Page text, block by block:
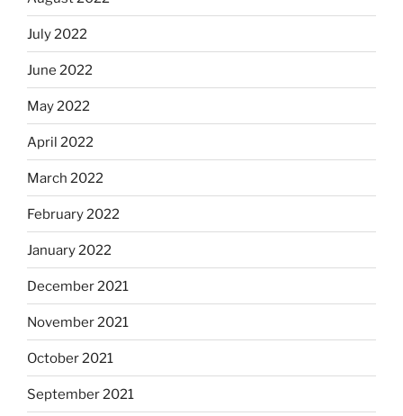
July 2022
June 2022
May 2022
April 2022
March 2022
February 2022
January 2022
December 2021
November 2021
October 2021
September 2021